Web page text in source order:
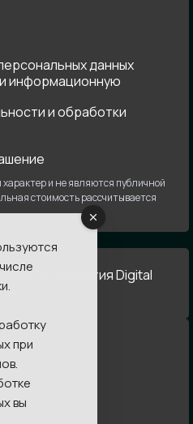
данных
информационную
и обработки
и не являются публичной
стоимость рассчитывается
развития Digital
при
вы